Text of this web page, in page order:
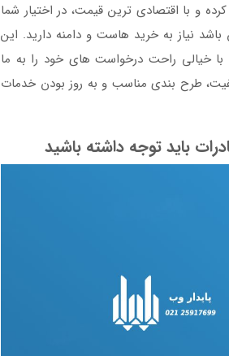
و با اقتصادی ترین قیمت، در اختیار شما
نیاز به خرید هاست و دامنه دارید. این
با خیالی راحت درخواست های خود را به ما
طرح بندی مناسب و به روز بودن خدمات
باید توجه داشته باشید